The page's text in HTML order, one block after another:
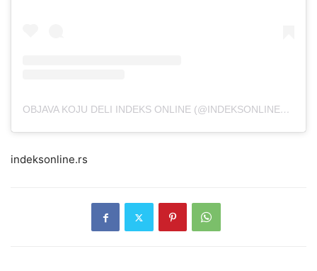
OBJAVA KOJU DELI INDEKS ONLINE (@INDEKSONLINE_RS)
indeksonline.rs